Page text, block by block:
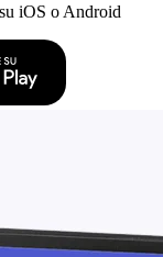
iOS o Android